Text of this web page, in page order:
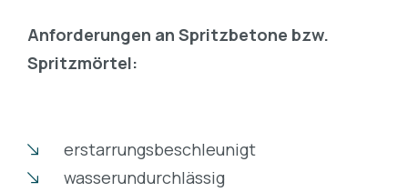
Anforderungen an Spritzbetone bzw.
Spritzmörtel:
erstarrungsbeschleunigt
wasserundurchlässig